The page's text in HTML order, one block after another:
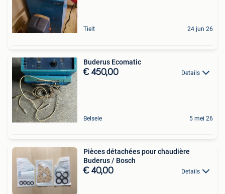
Tielt 24 jun 26
Buderus Ecomatic
€ 450,00 Details
Belsele 5 mei 26
Pièces détachées pour chaudière
Buderus / Bosch
€ 40,00 Details